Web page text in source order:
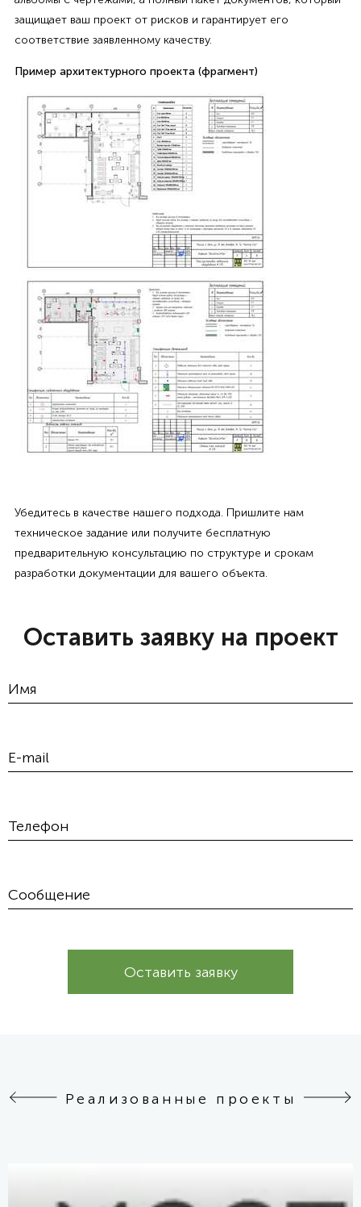
защищает ваш проект от рисков и гарантирует его
соответствие заявленному качеству.
Пример архитектурного проекта (фрагмент)
Убедитесь в качестве нашего подхода. Пришлите нам
техническое задание или получите бесплатную
предварительную консультацию по структуре и срокам
разработки документации для вашего объекта.
Оставить заявку на проект
Оставить заявку
Реализованные проекты